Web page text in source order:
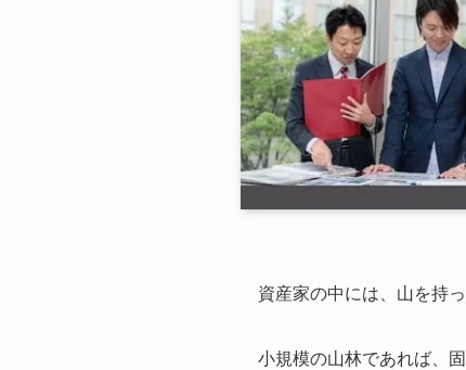
資産家の中には、山を持
小規模の山林であれば、